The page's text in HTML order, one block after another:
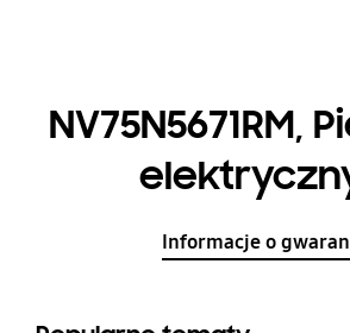
NV75N5671RM,
technologią
Informacje o